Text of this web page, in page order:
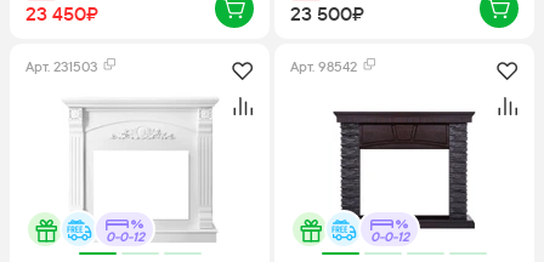
23 450₽ 23 500₽
Арт. 231503
0-0-12
Арт. 98542
0-0-12